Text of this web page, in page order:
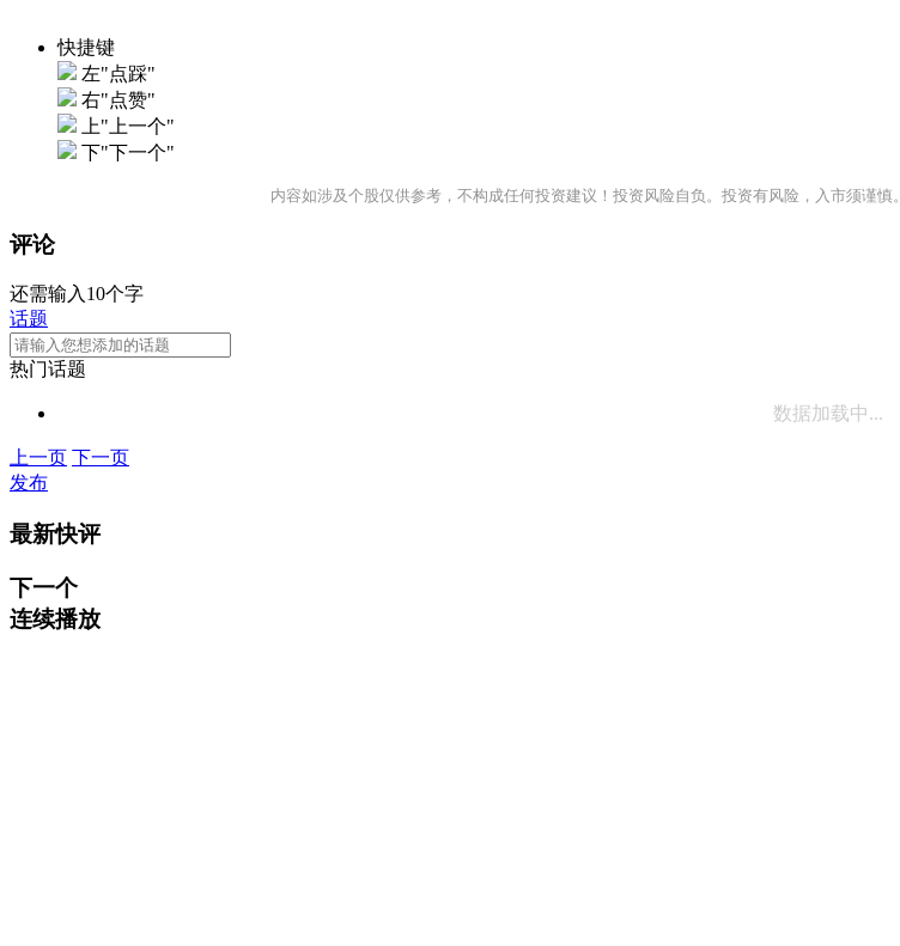
快捷键
左"点踩"
右"点赞"
上"上一个"
下"下一个"
内容如涉及个股仅供参考，不构成任何投资建议！投资风险自负。投资有风险，入市须谨慎。
评论
还需输入10个字
话题
热门话题
数据加载中...
上一页 下一页
发布
最新快评
下一个
连续播放